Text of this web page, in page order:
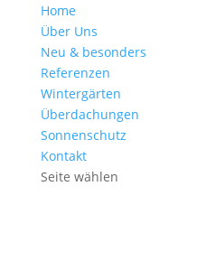
Home
Über Uns
Neu & besonders
Referenzen
Wintergärten
Überdachungen
Sonnenschutz
Kontakt
Seite wählen